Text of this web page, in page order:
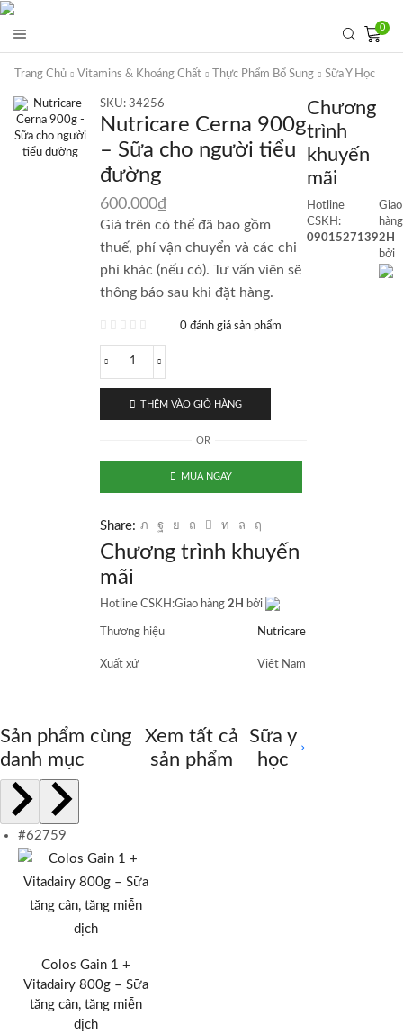
0
Trang Chủ Vitamins & Khoáng Chất Thực Phẩm Bổ Sung Sữa Y Học
SKU:34256
Nutricare Cerna 900g
– Sữa cho người tiểu
đường
600.000₫
Giá trên có thể đã bao gồm
thuế, phí vận chuyển và các chi
phí khác (nếu có). Tư vấn viên sẽ
thông báo sau khi đặt hàng.
0 đánh giá sản phẩm
Nutricare
900g
lượng
THÊM VÀO GIỎ HÀNG
OR
MUA NGAY
Share:
Chương trình khuyến
mãi
Hotline CSKH:Giao hàng2H bởi
Thương hiệu Nutricare
Xuất xứ Việt Nam
Sản phẩm cùng
danh mục
Xem tất cả
sản phẩm
Sữa y
học
#62759
Colos Gain 1 +
Vitadairy 800g – Sữa
tăng cân, tăng miễn
dịch
Chương
trình
khuyến
mãi
Hotline
CSKH:
0901527139
Giao
hàng
2H
bởi